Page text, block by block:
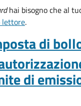
hai bisogno che al
lettore.
di
di